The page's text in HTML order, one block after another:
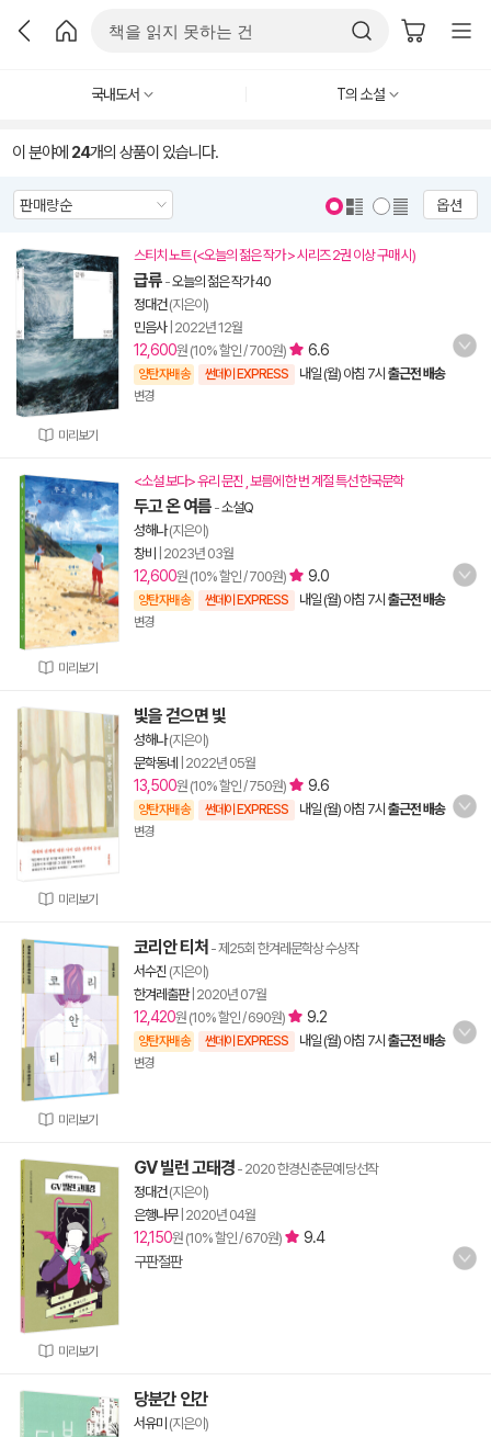
국내도서 T의 소설
이 분야에 24개의 상품이 있습니다.
옵션
미리보기
스티치 노트 (<오늘의 젊은 작가 > 시리즈 2권 이상 구매 시)
급류 -오늘의 젊은 작가 40
정대건(지은이)
민음사| 2022년 12월
12,600원 (10% 할인 / 700원) 6.6
양탄자배송 썬데이 EXPRESS 내일 (월) 아침 7시 출근전 배송
변경
미리보기
<소설 보다> 유리 문진 , 보름에 한 번 계절 특선 한국문학
두고 온 여름 -소설Q
성해나(지은이)
창비
2023년 03월
12,600원 (10% 할인 / 700원) 9.0
양탄자배송 썬데이 EXPRESS 내일 (월) 아침 7시 출근전 배송
변경
미리보기
빛을 걷으면 빛
성해나(지은이)
문학동네
2022년 05월
13,500원 (10% 할인 / 750원) 9.6
양탄자배송 썬데이 EXPRESS 내일 (월) 아침 7시 출근전 배송
변경
미리보기
코리안 티처 - 제25회 한겨레문학상 수상작
서수진 (지은이)
한겨레출판| 2020년 07월
12,420원 (10% 할인 / 690원) 9.2
양탄자배송 썬데이 EXPRESS 내일 (월) 아침 7시 출근전 배송
변경
미리보기
GV 빌런 고태경 - 2020 한경신춘문예 당선작
정대건(지은이)
은행나무| 2020년 04월
12,150원 (10% 할인 / 670원)
9.4
구판절판
당분간 인간
서유미 (지은이)